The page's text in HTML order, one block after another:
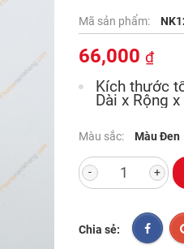
Mã sản phẩm:
66,000 ₫
Kích thước
Dài x Rộng
Màu sắc: Màu Đen
- +
Chia sẻ: